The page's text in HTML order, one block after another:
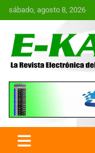
Saltar
al
sábado, agosto 8, 2026
E-
Argentina